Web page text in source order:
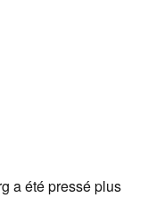
a été pressé plus